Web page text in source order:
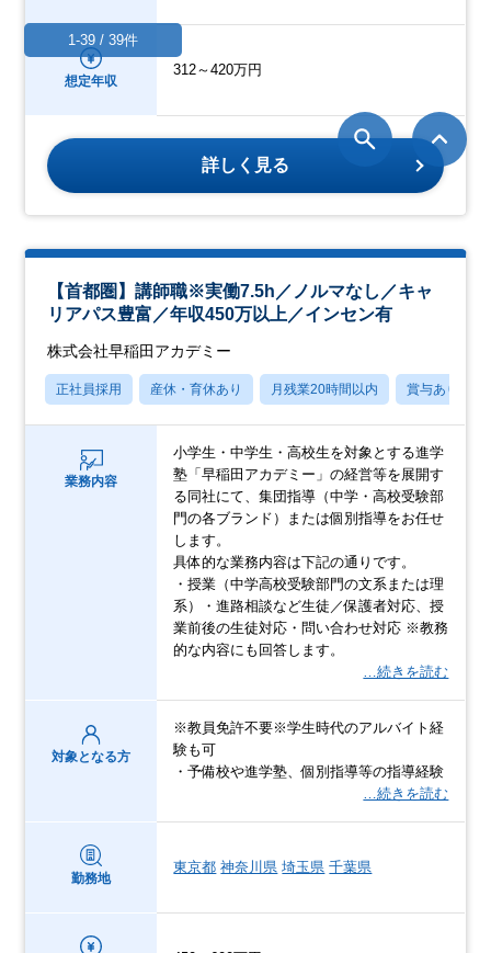
想定年収
312～420万円
詳しく見る
【首都圏】講師職※実働7.5h／ノルマなし／キャ
リアパス豊富／年収450万以上／インセン有
株式会社早稲田アカデミー
正社員採用 産休・育休あり 月残業20時間以内 賞与あり
業務内容
小学生・中学生・高校生を対象とする進学
塾「早稲田アカデミー」の経営等を展開す
る同社にて、集団指導（中学・高校受験部
門の各ブランド）または個別指導をお任せ
します。
具体的な業務内容は下記の通りです。
・授業（中学高校受験部門の文系または理
系）・進路相談など生徒／保護者対応、授
業前後の生徒対応・問い合わせ対応 ※教務
的な内容にも回答します。
…続きを読む
対象となる方
※教員免許不要※学生時代のアルバイト経
験も可
・予備校や進学塾、個別指導等の指導経験
…続きを読む
勤務地
東京都 神奈川県 埼玉県 千葉県
1-39 / 39件